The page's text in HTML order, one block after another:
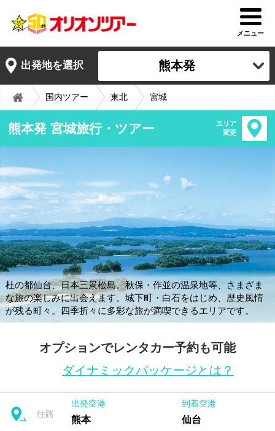
メニュー
出発地を選択 熊本発
国内ツアー 東北 宮城
熊本発 宮城旅行・ツアー
エリア
変更
杜の都仙台、日本三景松島。秋保・作並の温泉地等、さまざま
な旅の楽しみに出会えます。城下町・白石をはじめ、歴史風情
が残る町々。四季折々に多彩な旅が満喫できるエリアです。
オプションでレンタカー予約も可能
ダイナミックパッケージとは？
往路
出発空港
熊本
到着空港
仙台